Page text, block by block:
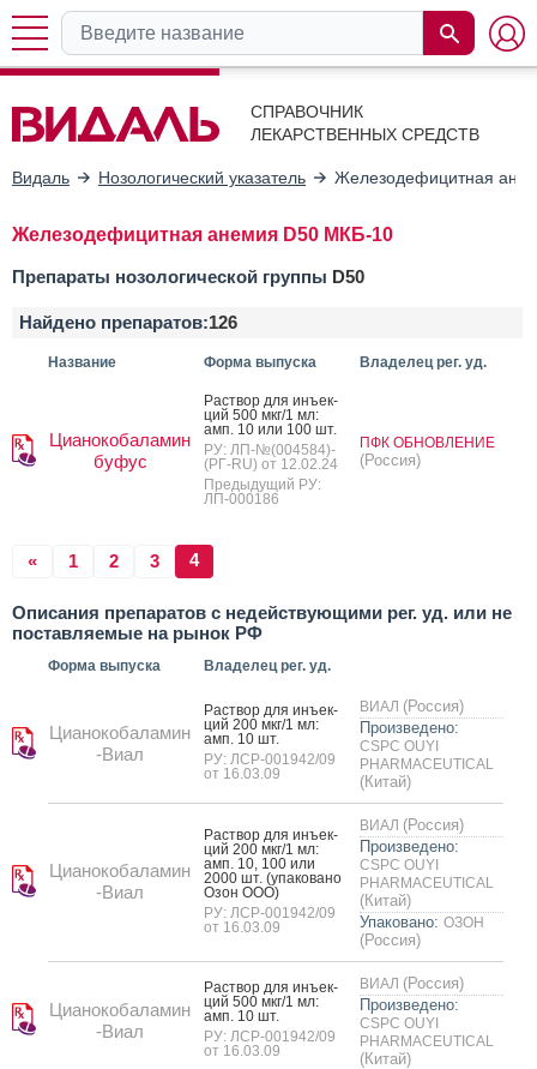
СПРАВОЧНИК
ЛЕКАРСТВЕННЫХ СРЕДСТВ
Видаль Нозологический указатель Железодефицитная
Железодефицитная анемия D50 МКБ-10
Препараты нозологической группы D50
Найдено препаратов:126
Название Форма выпуска Владелец рег. уд.
Цианокобаламин
буфус
Рас­твор для инъ­ек­
ций 500 мкг/1 мл:
амп. 10 или 100 шт.
РУ: ЛП-№(004584)-
(РГ-RU) от 12.02.24
Предыдущий РУ:
ЛП-000186
ПФК ОБНОВЛЕНИЕ
(Россия)
« 1 2 3 4
Описания препаратов с недействующими рег. уд. или не
поставляемые на рынок РФ
Форма выпуска Владелец рег. уд.
Цианокобаламин
-Виал
Рас­твор для инъ­ек­
ций 200 мкг/1 мл:
амп. 10 шт.
РУ: ЛСР-001942/09
от 16.03.09
ВИАЛ (Россия)
Произведено:
CSPC OUYI
PHARMACEUTICAL
(Китай)
Цианокобаламин
-Виал
Рас­твор для инъ­ек­
ций 200 мкг/1 мл:
амп. 10, 100 или
2000 шт. (упа­кова­но
Озон О­ОО)
РУ: ЛСР-001942/09
от 16.03.09
ВИАЛ (Россия)
Произведено:
CSPC OUYI
PHARMACEUTICAL
(Китай)
Упаковано: ОЗОН
(Россия)
Цианокобаламин
-Виал
Рас­твор для инъ­ек­
ций 500 мкг/1 мл:
амп. 10 шт.
РУ: ЛСР-001942/09
от 16.03.09
ВИАЛ (Россия)
Произведено:
CSPC OUYI
PHARMACEUTICAL
(Китай)